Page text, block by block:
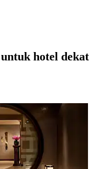
hotel dekat